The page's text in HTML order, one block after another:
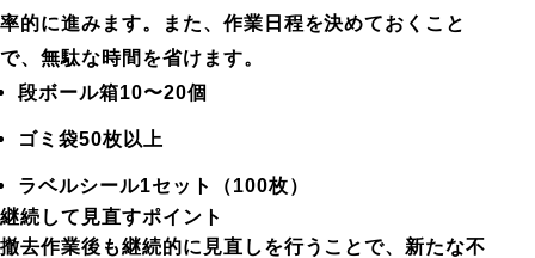
率的に進みます。また、作業日程を決めておくこと
で、無駄な時間を省けます。
段ボール箱10〜20個
ゴミ袋50枚以上
ラベルシール1セット（100枚）
継続して見直すポイント
撤去作業後も継続的に見直しを行うことで、新たな不